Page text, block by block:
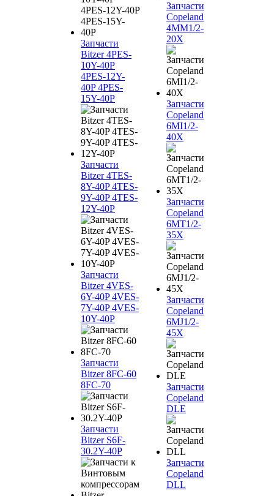
Запчасти
Bitzer 4PES-
10Y-40P
4PES-12Y-
40P 4PES-
15Y-40P
Запчасти
Bitzer 4TES-
8Y-40P 4TES-
9Y-40P 4TES-
12Y-40P
Запчасти
Bitzer 4VES-
6Y-40P 4VES-
7Y-40P 4VES-
10Y-40P
Запчасти
Bitzer 8FC-60
8FC-70
Запчасти
Bitzer S6F-
30.2Y-40P
Запчасти
Copeland
4MM1/2-
20X
Запчасти
Copeland
6MI1/2-
40X
Запчасти
Copeland
6MT1/2-
35X
Запчасти
Copeland
6MJ1/2-
45X
Запчасти
Copeland
DLE
Запчасти
Copeland
DLL